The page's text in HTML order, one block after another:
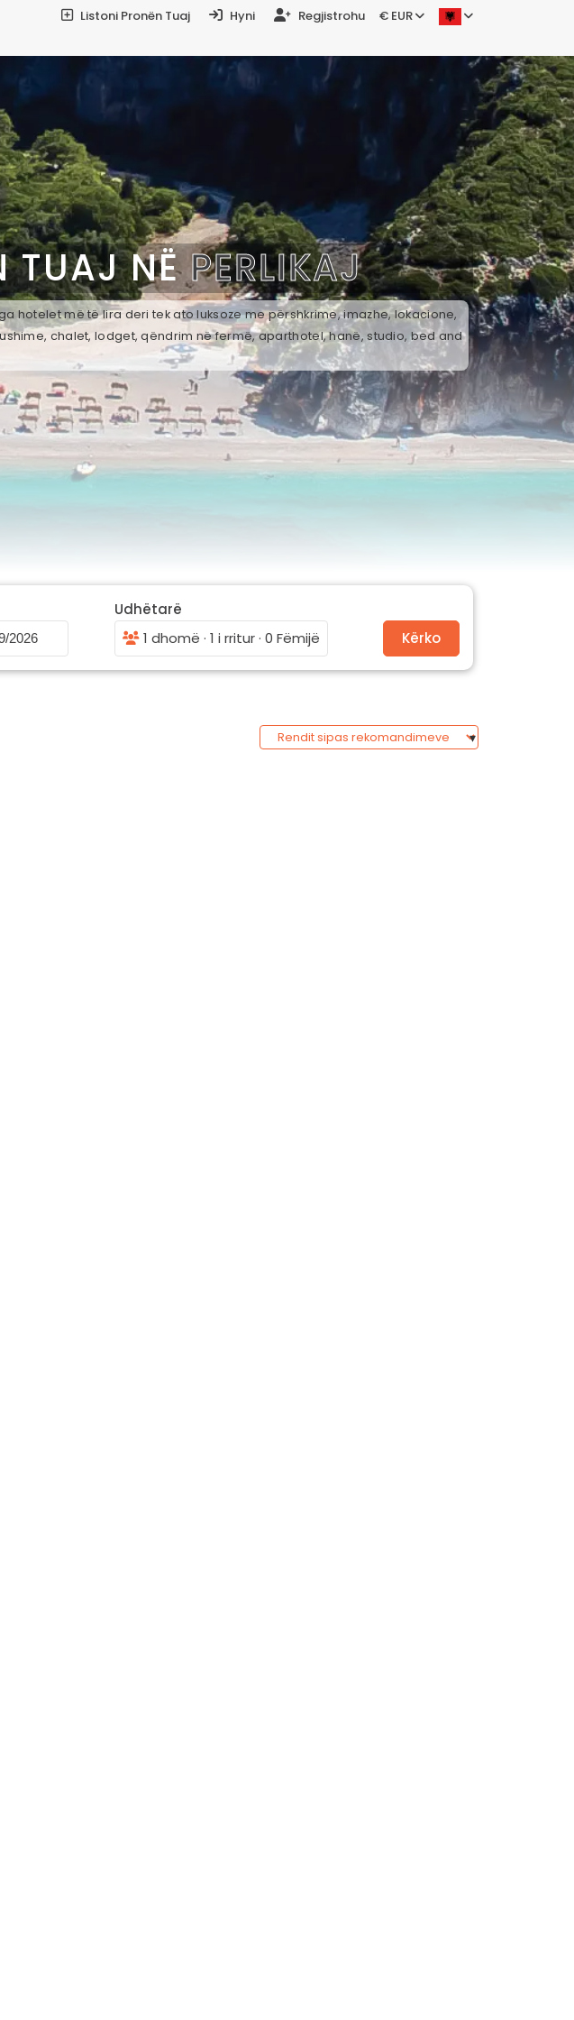
Listoni Pronën Tuaj Hyni Regjistrohu € EUR
TUAJ NËPERLIKAJ
hotelet më të lira deri tek ato luksoze me përshkrime, imazhe, lokacione,
chalet, lodget, qëndrim në fermë, aparthotel, hanë, studio, bed and
Udhëtarë
1 dhomë · 1 i rritur · 0 Fëmijë
Kërko